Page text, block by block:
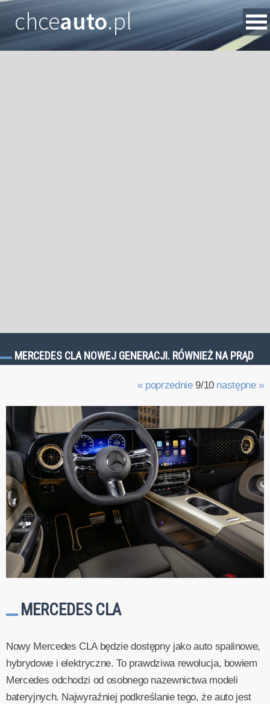
chceauto.pl
MERCEDES CLA NOWEJ GENERACJI. RÓWNIEŻ NA PRĄD
« poprzednie9/10 następne »
MERCEDES CLA
Nowy Mercedes CLA będzie dostępny jako auto spalinowe,
hybrydowe i elektryczne. To prawdziwa rewolucja, bowiem
Mercedes odchodzi od osobnego nazewnictwa modeli
bateryjnych. Najwyraźniej podkreślanie tego, że auto jest